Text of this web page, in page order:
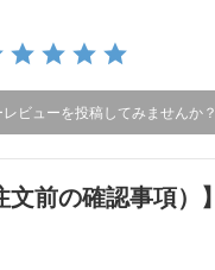
ビューを投稿してみませんか
文前の確認事項）